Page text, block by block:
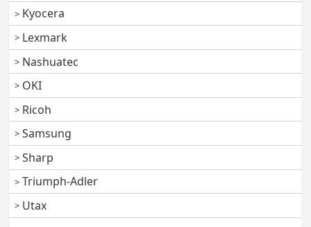
Kyocera
Lexmark
Nashuatec
OKI
Ricoh
Samsung
Sharp
Triumph-Adler
Utax